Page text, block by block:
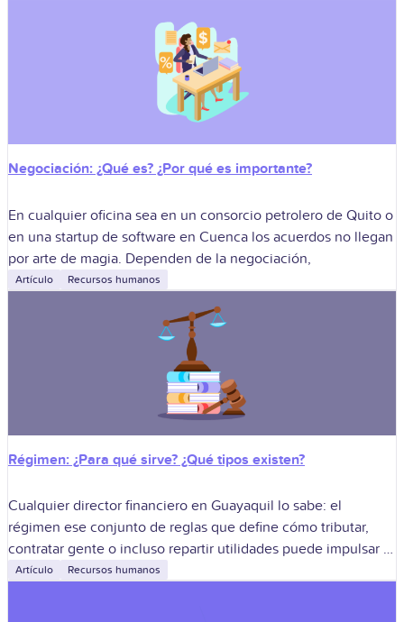
Negociación: ¿Qué es? ¿Por qué es importante?
En cualquier oficina sea en un consorcio petrolero de Quito o
en una startup de software en Cuenca los acuerdos no llegan
por arte de magia. Dependen de la negociación,
Artículo Recursos humanos
Régimen: ¿Para qué sirve? ¿Qué tipos existen?
Cualquier director financiero en Guayaquil lo sabe: el
régimen ese conjunto de reglas que define cómo tributar,
contratar gente o incluso repartir utilidades puede impulsar el
negocio o, si se
Artículo Recursos humanos